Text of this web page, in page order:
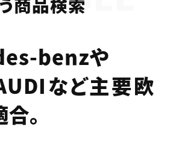
benzや
など主要欧
。